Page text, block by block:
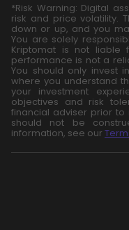
*Risk Warning: Digital
risk and price volatility.
down or up, and you
You are solely
Kriptomat is not liable
performance is not a
You should only invest
where you understand
your investment
objectives and risk
financial adviser prior to
should not be
information, see our